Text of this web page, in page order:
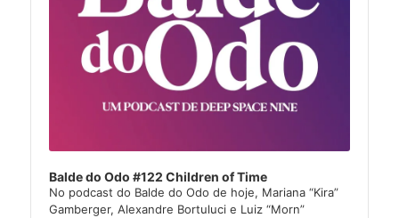
Balde do Odo #122 Children of Time
No podcast do Balde do Odo de hoje, Mariana “Kira”
Gamberger, Alexandre Bortuluci e Luiz “Morn”